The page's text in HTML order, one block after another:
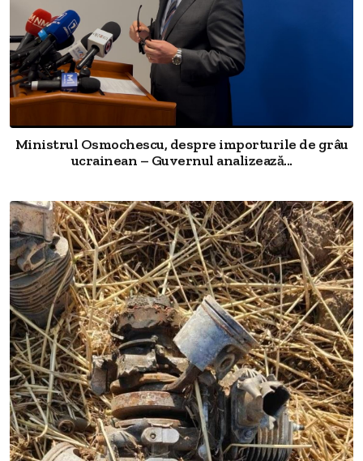
Ministrul Osmochescu, despre importurile de grâu
ucrainean – Guvernul analizează...